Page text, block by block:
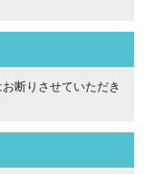
断りさせていただき